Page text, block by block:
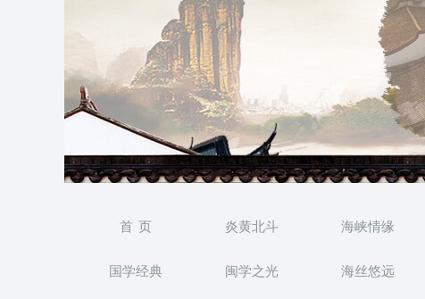
首 页 炎黄北斗 海峡情缘
国学经典 闽学之光 海丝悠远